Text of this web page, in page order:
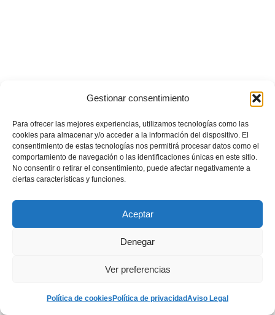
Gestionar consentimiento
Para ofrecer las mejores experiencias, utilizamos tecnologías como las
cookies para almacenar y/o acceder a la información del dispositivo. El
consentimiento de estas tecnologías nos permitirá procesar datos como el
comportamiento de navegación o las identificaciones únicas en este sitio.
No consentir o retirar el consentimiento, puede afectar negativamente a
ciertas características y funciones.
Aceptar
Denegar
Ver preferencias
Política de cookies Política de privacidadAviso Legal